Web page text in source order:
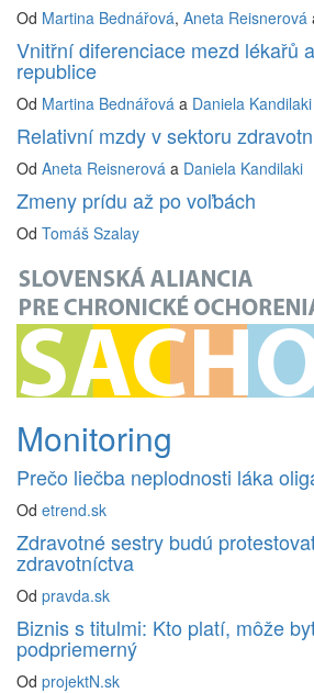
Od Martina Bednářová, Aneta Reisnerová
Vnitřní diferenciace mezd lékařů
republice
Od Martina Bednářová a Daniela Kandilaki
Relativní mzdy v sektoru
Od Aneta Reisnerová a Daniela Kandilaki
Zmeny prídu až po voľbách
Od Tomáš Szalay
Monitoring
Prečo liečba neplodnosti láka
Od etrend.sk
Zdravotné sestry budú
zdravotníctva
Od pravda.sk
Biznis s titulmi: Kto platí, môže
podpriemerný
Od projektN.sk